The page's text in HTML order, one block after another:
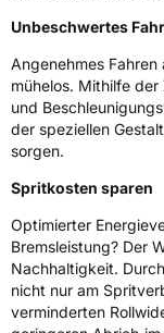
Unbeschwertes
Angenehmes
mühelos. Mithilfe
und
der speziellen
sorgen.
Spritkosten sparen
Optimierter
Bremsleistung? Der
Nachhaltigkeit.
nicht nur am
verminderten